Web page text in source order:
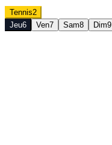
Tennis2
Jeu6 Ven7 Sam8 Dim9